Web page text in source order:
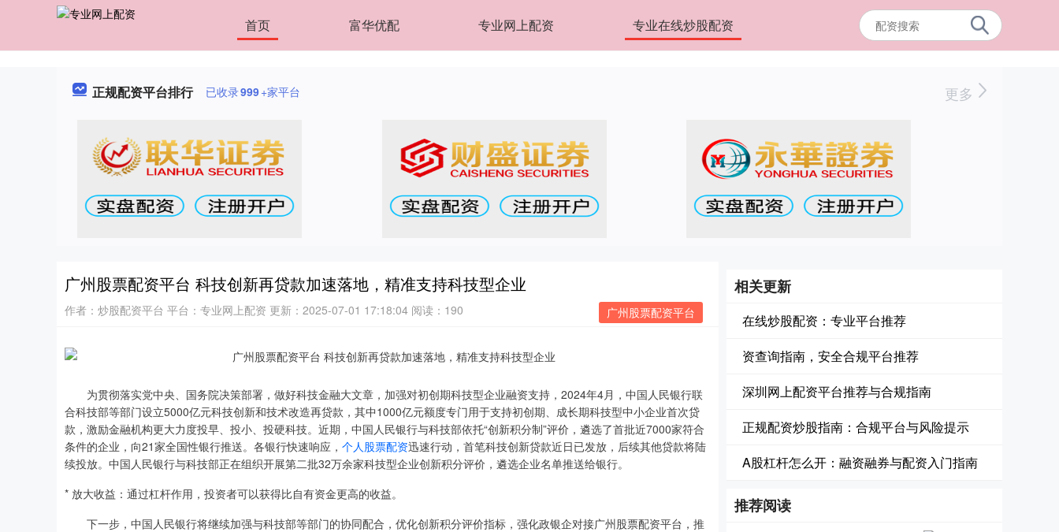
首页 富华优配 专业网上配资 专业在线炒股配资
正规配资平台排行 已收录999+家平台 更多
广州股票配资平台 科技创新再贷款加速落地，精准支持科技型企业
广州股票配资平台
作者：炒股配资平台 平台：专业网上配资 更新：2025-07-01 17:18:04 阅读：190
为贯彻落实党中央、国务院决策部署，做好科技金融大文章，加强对初创期科技型企业融资支持，2024年4月，中国人民银行联
合科技部等部门设立5000亿元科技创新和技术改造再贷款，其中1000亿元额度专门用于支持初创期、成长期科技型中小企业首次贷
款，激励金融机构更大力度投早、投小、投硬科技。近期，中国人民银行与科技部依托“创新积分制”评价，遴选了首批近7000家符合
条件的企业，向21家全国性银行推送。各银行快速响应， 个人股票配资迅速行动，首笔科技创新贷款近日已发放，后续其他贷款将陆
续投放。中国人民银行与科技部正在组织开展第二批32万余家科技型企业创新积分评价，遴选企业名单推送给银行。
* 放大收益：通过杠杆作用，投资者可以获得比自有资金更高的收益。
下一步，中国人民银行将继续加强与科技部等部门的协同配合，优化创新积分评价指标，强化政银企对接广州股票配资平台，推
相关更新
在线炒股配资：专业平台推荐
资查询指南，安全合规平台推荐
深圳网上配资平台推荐与合规指南
正规配资炒股指南：合规平台与风险提示
A股杠杆怎么开：融资融券与配资入门指南
推荐阅读